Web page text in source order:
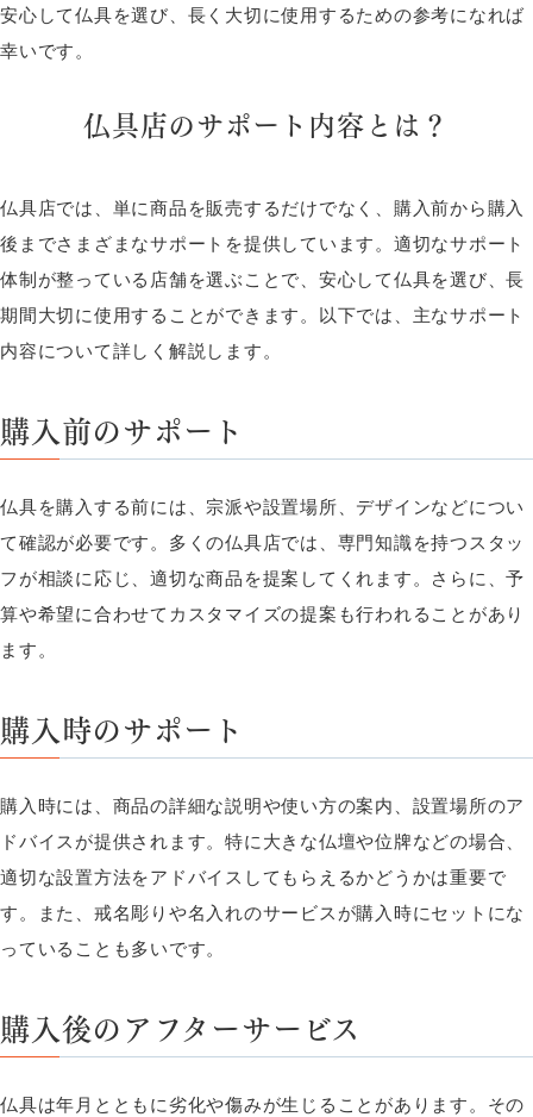
安心して仏具を選び、長く大切に使用するための参考になれば
幸いです。
仏具店のサポート内容とは？
仏具店では、単に商品を販売するだけでなく、購入前から購入
後までさまざまなサポートを提供しています。適切なサポート
体制が整っている店舗を選ぶことで、安心して仏具を選び、長
期間大切に使用することができます。以下では、主なサポート
内容について詳しく解説します。
購入前のサポート
仏具を購入する前には、宗派や設置場所、デザインなどについ
て確認が必要です。多くの仏具店では、専門知識を持つスタッ
フが相談に応じ、適切な商品を提案してくれます。さらに、予
算や希望に合わせてカスタマイズの提案も行われることがあり
ます。
購入時のサポート
購入時には、商品の詳細な説明や使い方の案内、設置場所のア
ドバイスが提供されます。特に大きな仏壇や位牌などの場合、
適切な設置方法をアドバイスしてもらえるかどうかは重要で
す。また、戒名彫りや名入れのサービスが購入時にセットにな
っていることも多いです。
購入後のアフターサービス
仏具は年月とともに劣化や傷みが生じることがあります。その